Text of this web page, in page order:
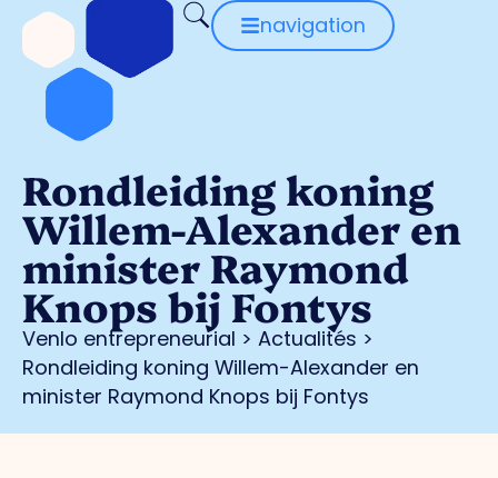
navigation
Rondleiding koning
Willem-Alexander en
minister Raymond
Knops bij Fontys
Venlo entrepreneurial > Actualités >
Rondleiding koning Willem-Alexander en
minister Raymond Knops bij Fontys